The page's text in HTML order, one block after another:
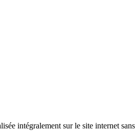
intégralement sur le site internet